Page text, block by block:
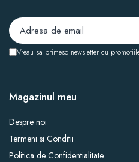
Vreau sa primesc newsletter cu
Magazinul meu
Despre noi
Termeni si Conditii
Politica de Confidentialitate